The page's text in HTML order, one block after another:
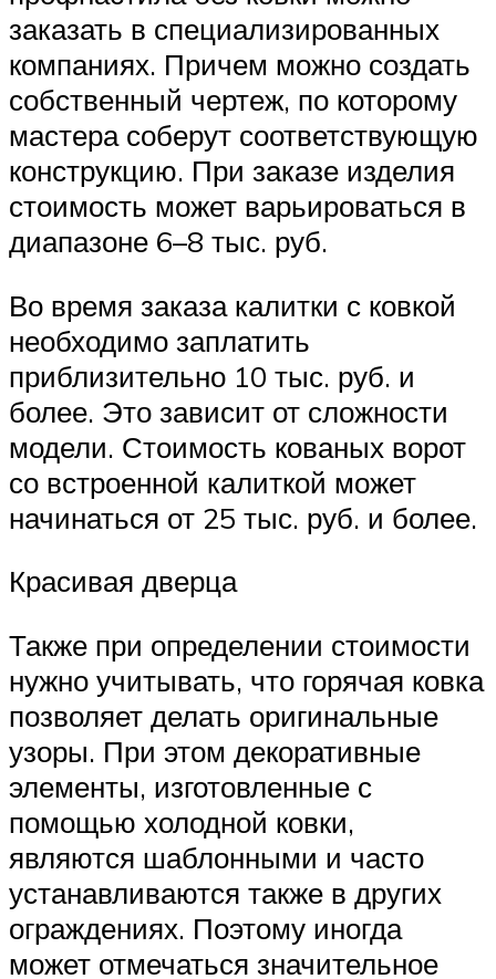
заказать в специализированных
компаниях. Причем можно создать
собственный чертеж, по которому
мастера соберут соответствующую
конструкцию. При заказе изделия
стоимость может варьироваться в
диапазоне 6–8 тыс. руб.
Во время заказа калитки с ковкой
необходимо заплатить
приблизительно 10 тыс. руб. и
более. Это зависит от сложности
модели. Стоимость кованых ворот
со встроенной калиткой может
начинаться от 25 тыс. руб. и более.
Красивая дверца
Также при определении стоимости
нужно учитывать, что горячая ковка
позволяет делать оригинальные
узоры. При этом декоративные
элементы, изготовленные с
помощью холодной ковки,
являются шаблонными и часто
устанавливаются также в других
ограждениях. Поэтому иногда
может отмечаться значительное